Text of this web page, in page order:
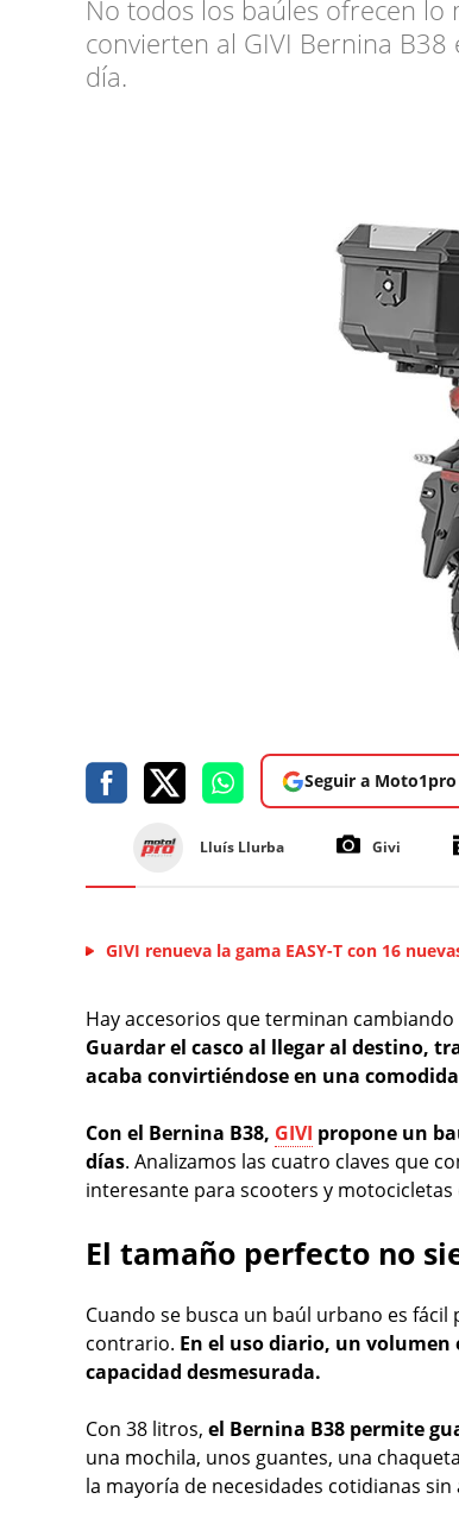
No todos los baúles ofrecen lo
convierten al GIVI Bernina
día.
Seguir a
Lluís Llurba Givi
GIVI renueva la gama EASY-T con 16
Hay accesorios que terminan
Guardar el casco al llegar al destino,
acaba convirtiéndose en una
Con el Bernina B38, GIVI propone un
días. Analizamos las cuatro claves que
interesante para scooters y
El tamaño perfecto no
Cuando se busca un baúl urbano es
contrario. En el uso diario, un
capacidad desmesurada.
Con 38 litros, el Bernina B38 permite
una mochila, unos guantes, una
la mayoría de necesidades cotidianas